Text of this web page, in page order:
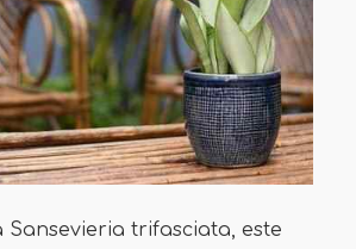
Sansevieria trifasciata, este